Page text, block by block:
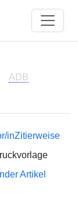
ADB
inZitierweise
Artikel